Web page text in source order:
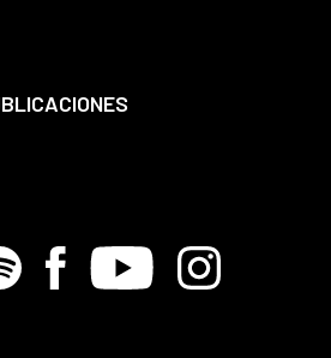
Facebook
Youtube Instagram